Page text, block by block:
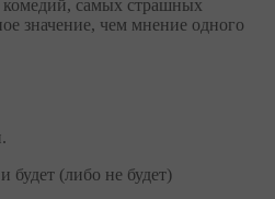
комедий, самых страшных
значение, чем мнение одного
будет (либо не будет)